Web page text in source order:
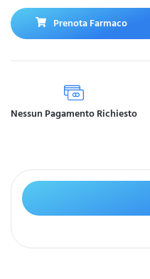
Prenota Farmaco
Nessun Pagamento Richiesto